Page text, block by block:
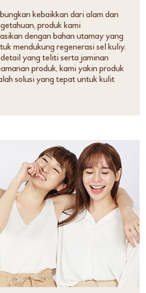
kebaikkan dari alam dan
produk kami
dengan bahan utamay yang
mendukung regenerasi sel kuliy.
yang teliti serta jaminan
produk, kami yakin produk
solusi yang tepat untuk kulit